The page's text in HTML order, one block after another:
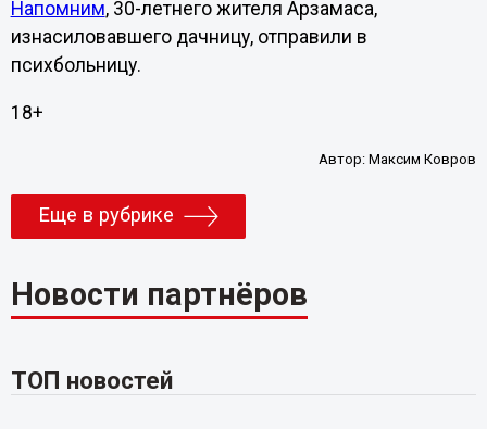
Напомним, 30-летнего жителя Арзамаса,
изнасиловавшего дачницу, отправили в
психбольницу.
18+
Автор:Максим Ковров
Еще в рубрике
Новости партнёров
ТОП новостей